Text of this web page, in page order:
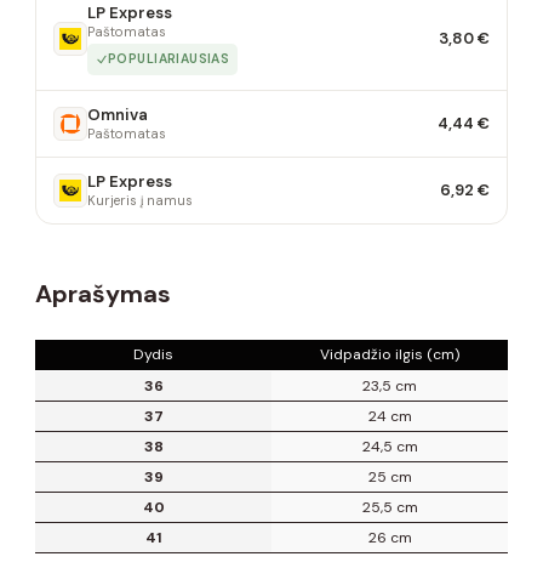
LP Express
Paštomatas
POPULIARIAUSIAS
3,80 €
Omniva
Paštomatas 4,44 €
LP Express
Kurjeris į namus 6,92 €
Aprašymas
Dydis
Vidpadžio ilgis (cm)
36
23,5 cm
37
24 cm
38
24,5 cm
39
25 cm
40
25,5 cm
41
26 cm